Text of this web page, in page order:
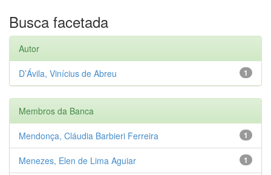
Busca facetada
Autor
1
D’Ávila, Vinícius de Abreu
Membros da Banca
1
Mendonça, Cláudia Barbieri Ferreira
1
Menezes, Elen de Lima Aguiar